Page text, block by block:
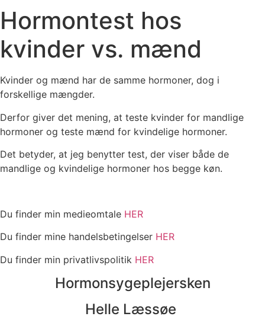
Hormontest hos
kvinder vs. mænd
Kvinder og mænd har de samme hormoner, dog i
forskellige mængder.
Derfor giver det mening, at teste kvinder for mandlige
hormoner og teste mænd for kvindelige hormoner.
Det betyder, at jeg benytter test, der viser både de
mandlige og kvindelige hormoner hos begge køn.
Du finder min medieomtale HER
Du finder mine handelsbetingelser HER
Du finder min privatlivspolitik HER
Hormonsygeplejersken
Helle Læssøe